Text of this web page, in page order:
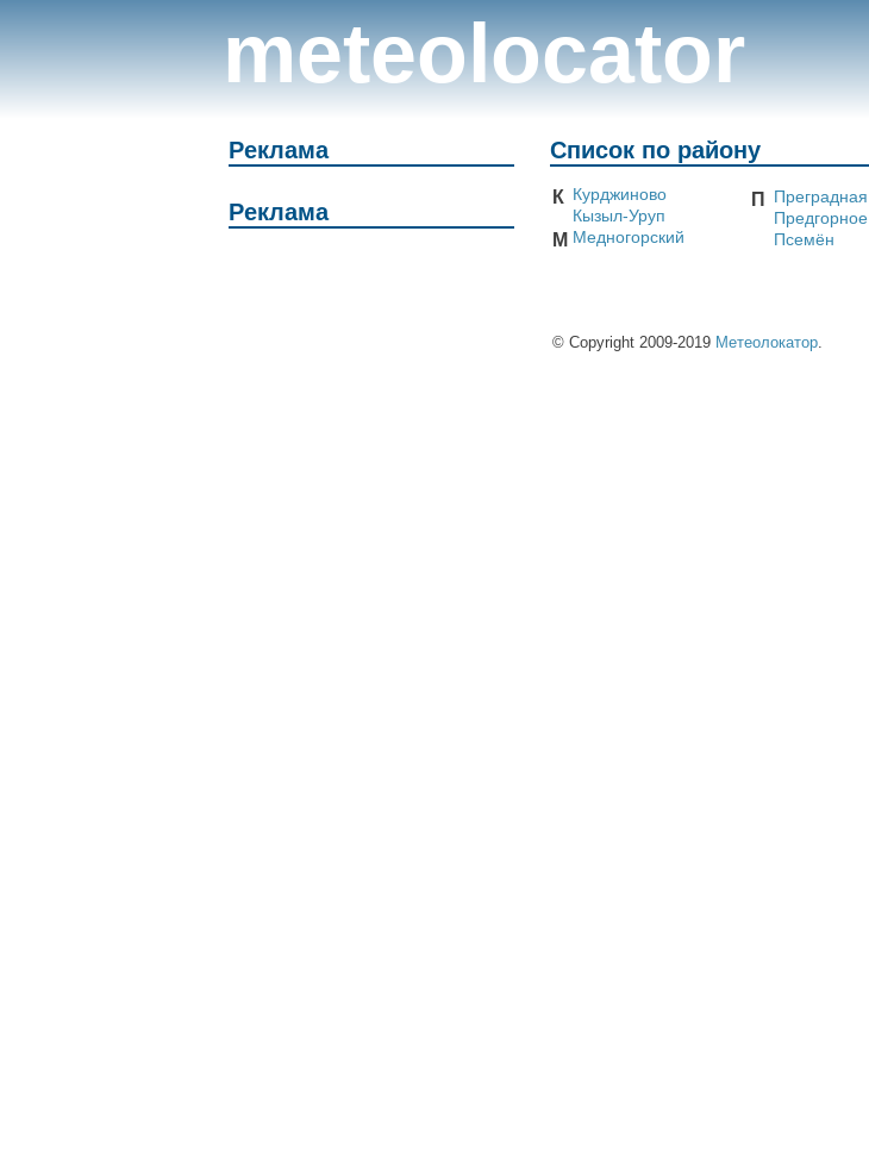
meteolocator
Реклама
Реклама
Список по району
К Курджиново
Кызыл-Уруп
М Медногорский
П
Преградная
Предгорное
Псемён
© Copyright 2009-2019 Метеолокатор.